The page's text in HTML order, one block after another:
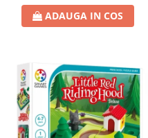
ADAUGA IN COS